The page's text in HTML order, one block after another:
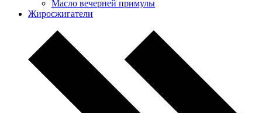
Масло вечерней примулы
Жиросжигатели